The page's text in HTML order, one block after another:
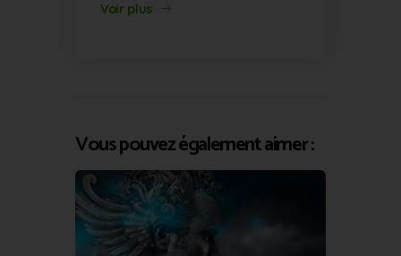
Voir plus
Vous pouvez également aimer :